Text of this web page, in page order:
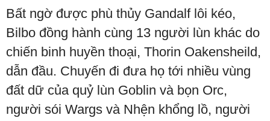
Bất ngờ được phù thủy Gandalf lôi kéo,
Bilbo đồng hành cùng 13 người lùn khác do
chiến binh huyền thoại, Thorin Oakensheild,
dẫn đầu. Chuyến đi đưa họ tới nhiều vùng
đất dữ của quỷ lùn Goblin và bọn Orc,
người sói Wargs và Nhện khổng lồ, người